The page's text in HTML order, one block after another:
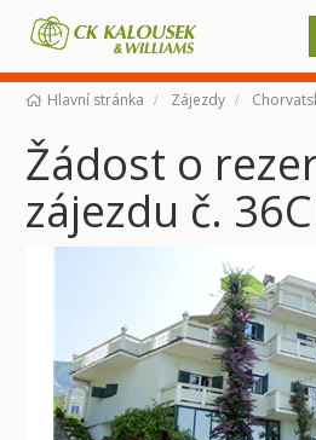
Hlavní stránka Zájezdy
Žádost o
zájezdu č.